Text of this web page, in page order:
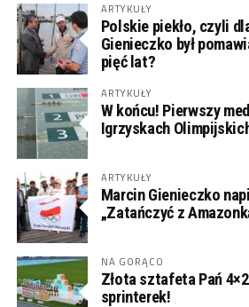
ARTYKUŁY
Polskie piekło, czyli
Gienieczko był
pięć lat?
ARTYKUŁY
W końcu! Pierwszy
Igrzyskach
ARTYKUŁY
Marcin Gienieczko
„Zatańczyć z
NA GORĄCO
Złota sztafeta Pań
sprinterek!